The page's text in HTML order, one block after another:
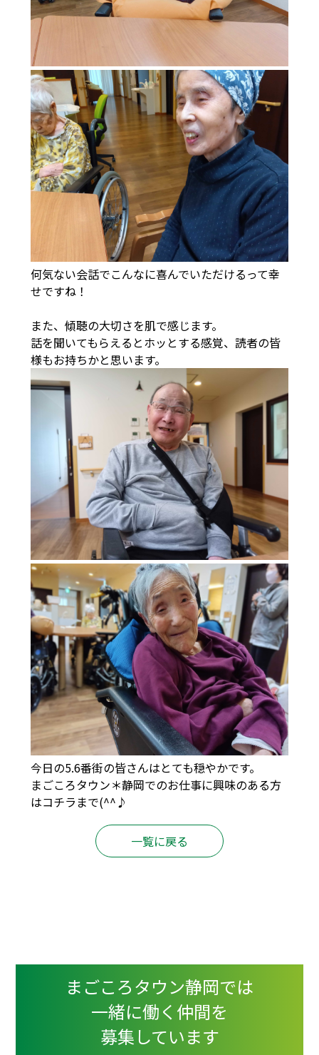
何気ない会話でこんなに喜んでいただけるって幸
せですね！
また、傾聴の大切さを肌で感じます。
話を聞いてもらえるとホッとする感覚、読者の皆
様もお持ちかと思います。
今日の5.6番街の皆さんはとても穏やかです。
まごころタウン＊静岡でのお仕事に興味のある方
はコチラ まで(^^♪
一覧に戻る
まごころタウン静岡では
一緒に働く仲間を
募集しています